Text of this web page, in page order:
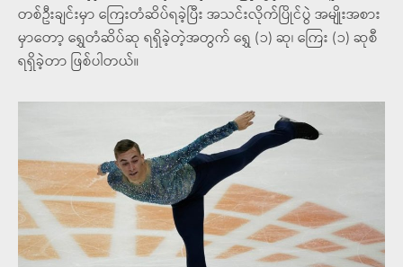
တစ်ဦးချင်းမှာ ကြေးတံဆိပ်ရခဲ့ပြီး အသင်းလိုက်ပြိုင်ပွဲ အမျိုးအစား
မှာတော့ ရွှေတံဆိပ်ဆု ရရှိခဲ့တဲ့အတွက် ရွှေ (၁) ဆု၊ ကြေး (၁) ဆုစီ
ရရှိခဲ့တာ ဖြစ်ပါတယ်။